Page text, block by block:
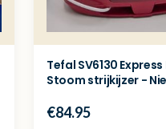
Tefal SV6130 Express
Stoom strijkijzer -
€84.95